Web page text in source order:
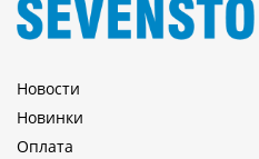
Новости
Новинки
Оплата